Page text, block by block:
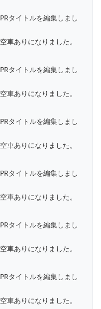
タイトルを編集しまし
車ありになりました。
タイトルを編集しまし
車ありになりました。
タイトルを編集しまし
車ありになりました。
タイトルを編集しまし
車ありになりました。
タイトルを編集しまし
車ありになりました。
タイトルを編集しまし
車ありになりました。